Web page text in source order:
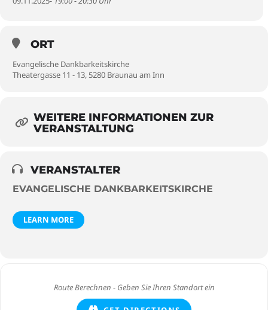
ORT
Evangelische Dankbarkeitskirche
Theatergasse 11 - 13, 5280 Braunau am Inn
WEITERE INFORMATIONEN ZUR
VERANSTALTUNG
VERANSTALTER
EVANGELISCHE DANKBARKEITSKIRCHE
LEARN MORE